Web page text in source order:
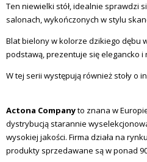
Ten niewielki stół, idealnie sprawdzi
salonach, wykończonych w stylu
Blat bielony w kolorze dzikiego dębu
podstawą, prezentuje się elegancko i
W tej serii występują również stoły o
Actona Companyto znana w
dystrybucją starannie
wysokiej jakości. Firma działa na
produkty sprzedawane są w ponad